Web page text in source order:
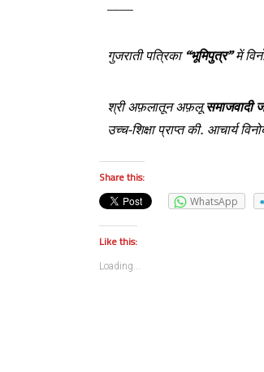
गुजराती पत्रिका“भूमिपुत्र”में
श्री अफ़लातून अफ़लूसमाजवादी
उच्च-शिक्षा प्राप्त की. आचार्य
Share this:
WhatsApp
Like this:
Loading...